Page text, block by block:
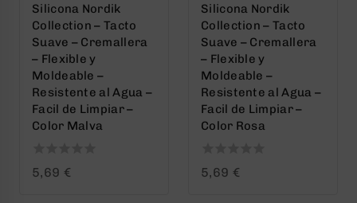
Silicona Nordik
Collection – Tacto
Suave – Cremallera
– Flexible y
Moldeable –
Resistente al Agua –
Facil de Limpiar –
Color Malva
0
5,69 €
Silicona Nordik
Collection – Tacto
Suave – Cremallera
– Flexible y
Moldeable –
Resistente al Agua –
Facil de Limpiar –
Color Rosa
0
5,69 €